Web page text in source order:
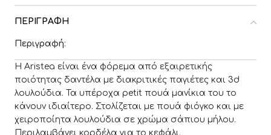
ΠΕΡΙΓΡΑΦΉ
Περιγραφή:
Η Aristea είναι ένα φόρεμα από εξαιρετικής
ποιότητας δαντέλα με διακριτικές παγιέτες και 3d
λουλούδια. Τα υπέροχα petit πουά μανίκια του το
κάνουν ιδιαίτερο. Στολίζεται με πουά φιόγκο και με
χειροποίητα λουλούδια σε χρώμα σάπιου μήλου.
Περιλαμβάνει κορδέλα για το κεφάλι.